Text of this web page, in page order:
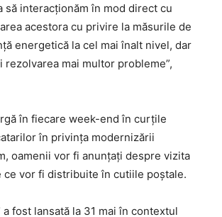
să interacționăm în mod direct cu
acestora cu privire la măsurile de
energetică la cel mai înalt nivel, dar
mai multor probleme”,
în fiecare week-end în curțile
în privința modernizării
oamenii vor fi anunțați despre vizita
vor fi distribuite în cutiile poștale.
fost lansată la 31 mai în contextul